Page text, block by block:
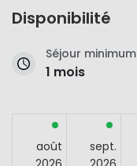
Disponibilité
Séjour minimum
1 mois
août
sept.